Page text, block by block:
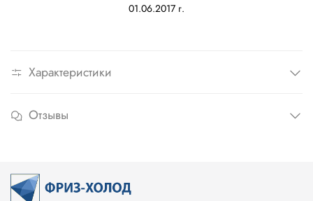
01.06.2017 г.
Характеристики
Отзывы